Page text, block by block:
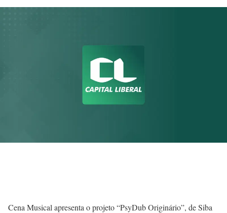
Cena Musical apresenta o projeto “PsyDub Originário”, de Siba